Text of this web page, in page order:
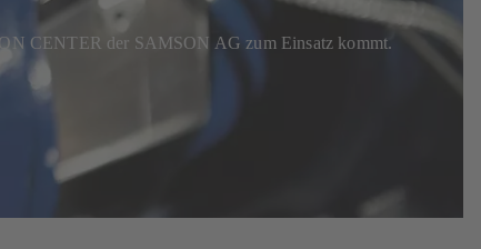
CENTER der SAMSON AG zum Einsatz kommt.